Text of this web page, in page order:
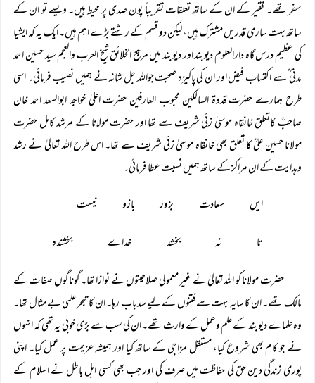
سفر تھے۔ فقیر کے ان کے ساتھ تعلقات تقریباً پون صدی پر محیط ہیں۔ ویسے تو ان کے
ساتھ بہت ساری قدریں مشترک ہیں، لیکن دو قسم کے رشتے بڑے اہم ہیں۔ ایک یہ کہ ایشیا
کی عظیم درس گاہ دارالعلوم دیوبند اور دیوبند میں مرجع الخلائق شیخ العرب والعجم سید حسین احمد
مدنی ؒ سے اکتساب فیض اور ان کی پاکیزہ صحبت جواللہ جل شانہ نے ہمیں نصیب فرمائی۔ اسی
طرح ہمارے حضرت قدوۃ السالکین محبوب العارفین حضرت اعلیٰ خواجہ ابوالسعد احمد خان
صاحبؒ کاتعلق خانقاہ موسیٰ زئی شریف سے تھا اور حضرت مولانا کے مرشد کامل حضرت
مولانا حسین علیؒ کا تعلق بھی خانقاہ موسیٰ زئی شریف سے تھا۔ اس طرح اللہ تعالیٰ نے رشد
وہدایت کے ان مراکز کے ساتھ ہمیں نسبت عطا فرمائی۔
ایں سعادت بزور بازو نیست
تا نہ بخشد خداے بخشندہ
حضرت مولانا کو اللہ تعالیٰ نے غیر معمولی صلاحیتوں نے نوازا تھا۔ گوناگوں صفا ت کے
مالک تھے۔ ان کا سایہ بہت سے فتنوں کے لیے سد باب رہا۔ ان کا تبحر علمی بے مثال تھا۔
وہ علماے دیوبند کے علم وعمل کے وارث تھے۔ ان کی سب سے بڑی خوبی یہ تھی کہ انہوں
نے جو کام بھی شروع کیا، مستقل مزاجی کے ساتھ کیا اور ہمیشہ عزیمت پر عمل کیا۔ اپنی
پوری زندگی دین حق کی حفاظت میں صرف کی اور جب بھی کسی اہل باطل نے اسلام کے